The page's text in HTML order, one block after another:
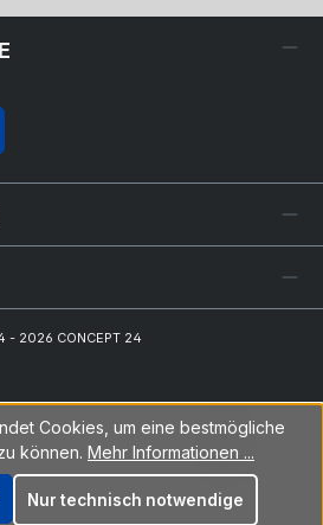
- 2026 CONCEPT 24
Cookies, um eine bestmögliche
können. Mehr Informationen ...
Nur technisch notwendige